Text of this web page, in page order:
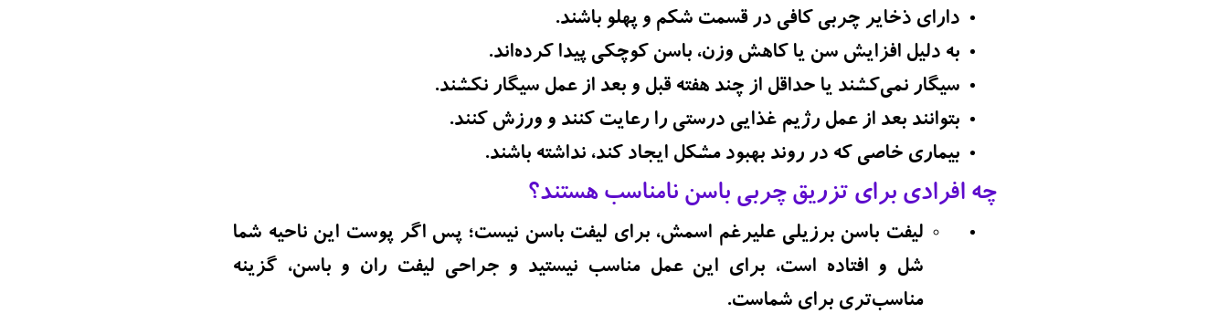
دارای ذخایر چربی کافی در قسمت شکم و پهلو باشند.
به دلیل افزایش سن یا کاهش وزن، باسن کوچکی پیدا کرده‌اند.
سیگار نمی‌کشند یا حداقل از چند هفته قبل و بعد از عمل سیگار نکشند.
بتوانند بعد از عمل رژیم غذایی درستی را رعایت کنند و ورزش کنند.
بیماری خاصی که در روند بهبود مشکل ایجاد کند، نداشته باشند.
چه افرادی برای تزریق چربی باسن نامناسب هستند؟
لیفت باسن برزیلی علیرغم اسمش، برای لیفت باسن نیست؛ پس اگر پوست این ناحیه شما
شل و افتاده است، برای این عمل مناسب نیستید و جراحی لیفت ران و باسن، گزینه
مناسب‌تری برای شماست.